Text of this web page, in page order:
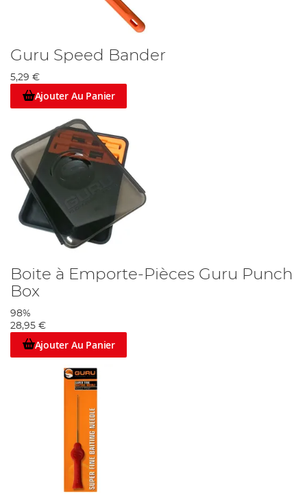
Guru Speed Bander
5,29 €
Ajouter Au Panier
Boite à Emporte-Pièces Guru Punch
Box
98%
28,95 €
Ajouter Au Panier